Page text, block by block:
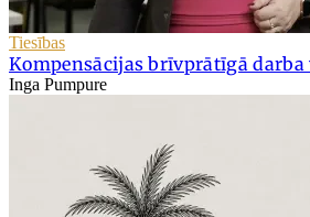
Tiesības
Kompensācijas brīvprātīgā darba
Inga Pumpure